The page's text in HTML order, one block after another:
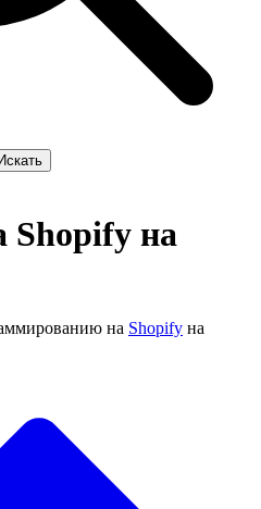
Искать
Shopify на
на Shopify на